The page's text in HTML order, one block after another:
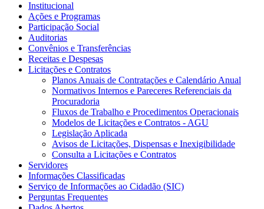
Institucional
Ações e Programas
Participação Social
Auditorias
Convênios e Transferências
Receitas e Despesas
Licitações e Contratos
Planos Anuais de Contratações e Calendário Anual
Normativos Internos e Pareceres Referenciais da
Procuradoria
Fluxos de Trabalho e Procedimentos Operacionais
Modelos de Licitações e Contratos - AGU
Legislação Aplicada
Avisos de Licitações, Dispensas e Inexigibilidade
Consulta a Licitações e Contratos
Servidores
Informações Classificadas
Serviço de Informações ao Cidadão (SIC)
Perguntas Frequentes